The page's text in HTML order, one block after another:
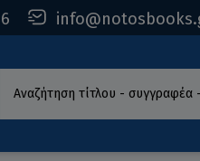
Αναζήτηση τίτλου -